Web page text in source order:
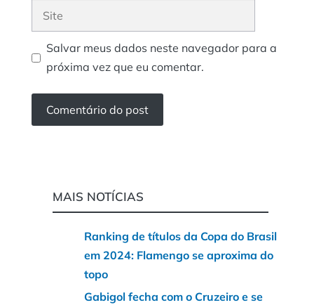
Site
Salvar meus dados neste navegador para a
próxima vez que eu comentar.
MAIS NOTÍCIAS
Ranking de títulos da Copa do Brasil
em 2024: Flamengo se aproxima do
topo
Gabigol fecha com o Cruzeiro e se